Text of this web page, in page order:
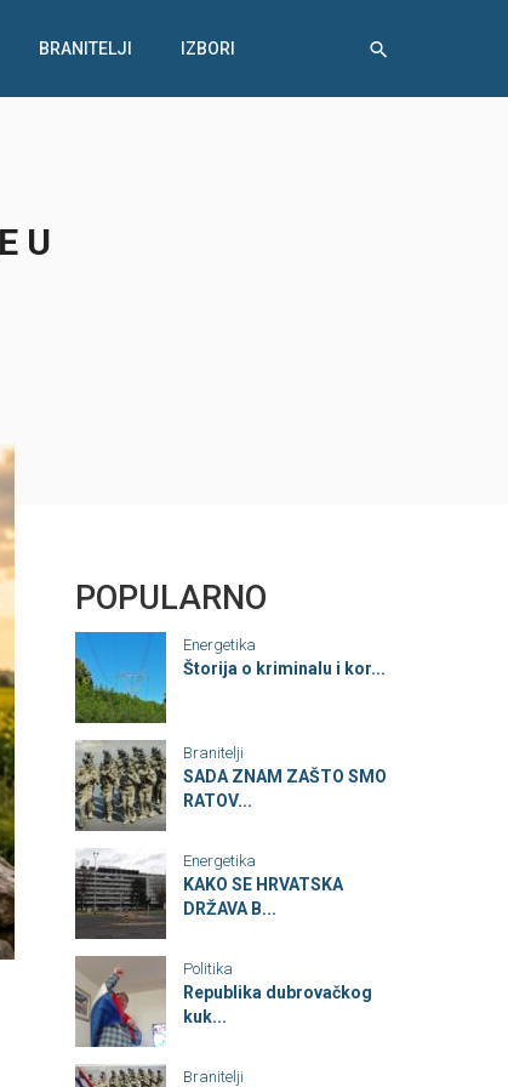
BRANITELJI IZBORI
U
POPULARNO
Energetika
Štorija o kriminalu i kor...
Branitelji
SADA ZNAM ZAŠTO SMO
RATOV...
Energetika
KAKO SE HRVATSKA
DRŽAVA B...
Politika
Republika dubrovačkog
kuk...
Branitelji